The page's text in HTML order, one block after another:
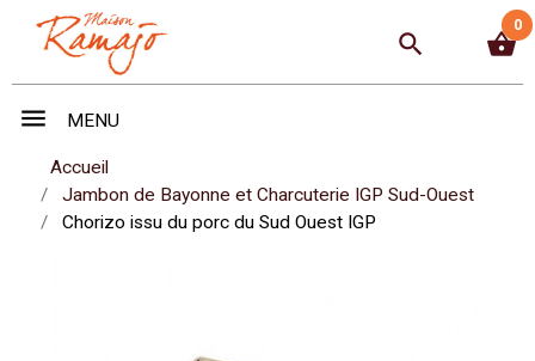
search shopping_basket
0
menu MENU
Accueil
Jambon de Bayonne et Charcuterie IGP Sud-Ouest
Chorizo issu du porc du Sud Ouest IGP